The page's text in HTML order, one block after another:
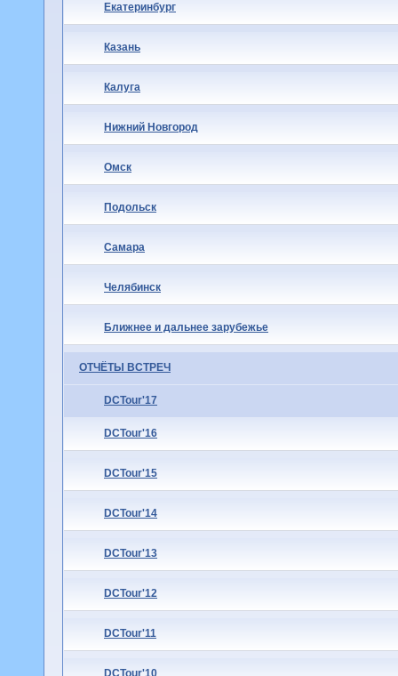
Екатеринбург
Казань
Калуга
Нижний Новгород
Омск
Подольск
Самара
Челябинск
Ближнее и дальнее зарубежье
ОТЧЁТЫ ВСТРЕЧ
DCTour'17
DCTour'16
DCTour'15
DCTour'14
DCTour'13
DCTour'12
DCTour'11
DCTour'10